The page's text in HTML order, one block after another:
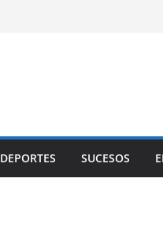
DEPORTES SUCESOS